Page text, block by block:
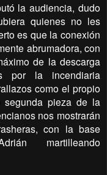
la audiencia, dudo
quienes no les
es que la conexión
abrumadora, con
de la descarga
por la incendiaria
como el propio
pieza de la
nos mostrarán
con la base
martilleando